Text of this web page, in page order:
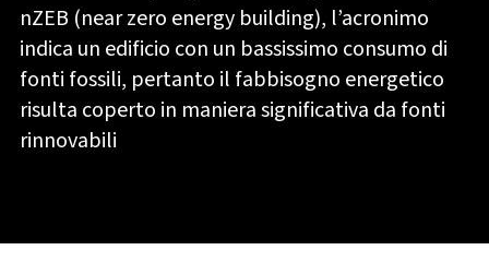
nZEB (near zero energy building), l’acronimo
indica un edificio con un bassissimo consumo di
fonti fossili, pertanto il fabbisogno energetico
risulta coperto in maniera significativa da fonti
rinnovabili